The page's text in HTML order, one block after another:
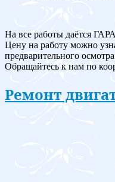
На все работы даётся
Цену на работу можно
предварительного
Обращайтесь к нам по
Ремонт